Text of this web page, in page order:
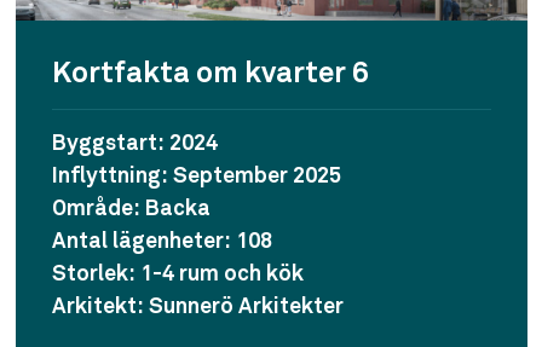
Kortfakta om kvarter 6
Byggstart: 2024
Inflyttning: September 2025
Område: Backa
Antal lägenheter: 108
Storlek: 1-4 rum och kök
Arkitekt: Sunnerö Arkitekter